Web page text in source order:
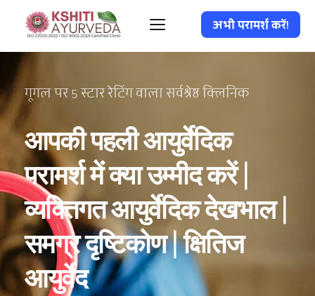
अभी परामर्श करें!
गूगल पर 5 स्टार रेटिंग वाला सर्वश्रेष्ठ क्लिनिक
आपकी पहली आयुर्वेदिक
परामर्श में क्या उम्मीद करें |
व्यक्तिगत आयुर्वेदिक देखभाल |
समग्र दृष्टिकोण | क्षितिज
आयुर्वेद